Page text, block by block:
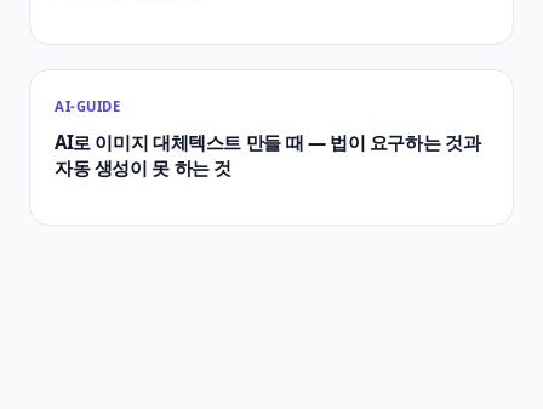
AI-GUIDE
AI로 이미지 대체텍스트 만들 때 — 법이 요구하는 것과
자동 생성이 못 하는 것